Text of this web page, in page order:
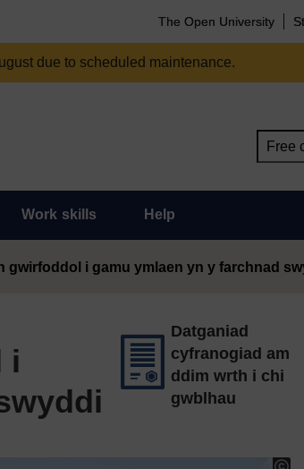
The Open University
due to scheduled maintenance.
Work skills Help
gwirfoddol i gamu ymlaen yn y farchnad
i
Datganiad
cyfranogiad am
ddim wrth i chi
gwblhau